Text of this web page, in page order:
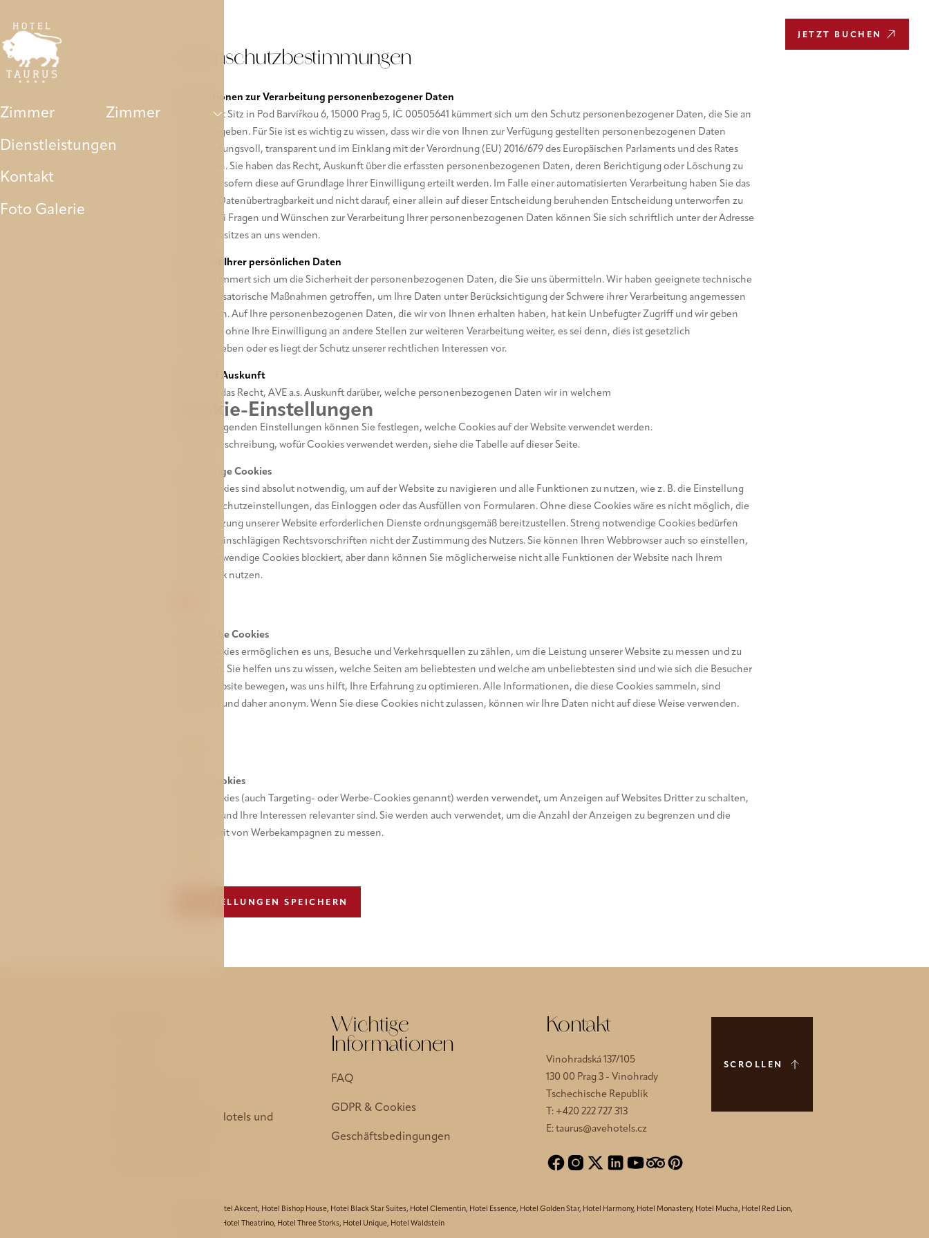
JETZT BUCHEN
Zimmer Zimmer
Dienstleistungen
Kontakt
Foto Galerie
Datenschutzbestimmungen
Informationen zur Verarbeitung personenbezogener Daten
AVE a.s. mit Sitz in Pod Barvířkou 6, 15000 Prag 5, IČ 00505641 kümmert sich um den Schutz personenbezogener Daten, die Sie an
uns weitergeben. Für Sie ist es wichtig zu wissen, dass wir die von Ihnen zur Verfügung gestellten personenbezogenen Daten
verantwortungsvoll, transparent und im Einklang mit der Verordnung (EU) 2016/679 des Europäischen Parlaments und des Rates
verarbeiten. Sie haben das Recht, Auskunft über die erfassten personenbezogenen Daten, deren Berichtigung oder Löschung zu
verlangen, sofern diese auf Grundlage Ihrer Einwilligung erteilt werden. Im Falle einer automatisierten Verarbeitung haben Sie das
Recht auf Datenübertragbarkeit und nicht darauf, einer allein auf dieser Entscheidung beruhenden Entscheidung unterworfen zu
werden. Bei Fragen und Wünschen zur Verarbeitung Ihrer personenbezogenen Daten können Sie sich schriftlich unter der Adresse
des Firmensitzes an uns wenden.
Sicherheit Ihrer persönlichen Daten
AVE a.s. kümmert sich um die Sicherheit der personenbezogenen Daten, die Sie uns übermitteln. Wir haben geeignete technische
und organisatorische Maßnahmen getroffen, um Ihre Daten unter Berücksichtigung der Schwere ihrer Verarbeitung angemessen
zu schützen. Auf Ihre personenbezogenen Daten, die wir von Ihnen erhalten haben, hat kein Unbefugter Zugriff und wir geben
diese nicht ohne Ihre Einwilligung an andere Stellen zur weiteren Verarbeitung weiter, es sei denn, dies ist gesetzlich
vorgeschrieben oder es liegt der Schutz unserer rechtlichen Interessen vor.
Recht auf Auskunft
Sie haben das Recht, AVE a.s. Auskunft darüber, welche personenbezogenen Daten wir in welchem
Cookie-Einstellungen
Mit den folgenden Einstellungen können Sie festlegen, welche Cookies auf der Website verwendet werden.
Für eine Beschreibung, wofür Cookies verwendet werden, siehe die Tabelle auf dieser Seite.
Notwendige Cookies
Diese Cookies sind absolut notwendig, um auf der Website zu navigieren und alle Funktionen zu nutzen, wie z. B. die Einstellung
der Datenschutzeinstellungen, das Einloggen oder das Ausfüllen von Formularen. Ohne diese Cookies wäre es nicht möglich, die
für die Nutzung unserer Website erforderlichen Dienste ordnungsgemäß bereitzustellen. Streng notwendige Cookies bedürfen
nach den einschlägigen Rechtsvorschriften nicht der Zustimmung des Nutzers. Sie können Ihren Webbrowser auch so einstellen,
dass er notwendige Cookies blockiert, aber dann können Sie möglicherweise nicht alle Funktionen der Website nach Ihrem
Geschmack nutzen.
Statistische Cookies
Diese Cookies ermöglichen es uns, Besuche und Verkehrsquellen zu zählen, um die Leistung unserer Website zu messen und zu
verbessern. Sie helfen uns zu wissen, welche Seiten am beliebtesten und welche am unbeliebtesten sind und wie sich die Besucher
auf der Website bewegen, was uns hilft, Ihre Erfahrung zu optimieren. Alle Informationen, die diese Cookies sammeln, sind
aggregiert und daher anonym. Wenn Sie diese Cookies nicht zulassen, können wir Ihre Daten nicht auf diese Weise verwenden.
Werbe-Cookies
Diese Cookies (auch Targeting- oder Werbe-Cookies genannt) werden verwendet, um Anzeigen auf Websites Dritter zu schalten,
die für Sie und Ihre Interessen relevanter sind. Sie werden auch verwendet, um die Anzahl der Anzeigen zu begrenzen und die
Wirksamkeit von Werbekampagnen zu messen.
EINSTELLUNGEN SPEICHERN
Die Geschichte des Hotels und
Wichtige
Informationen
FAQ
GDPR & Cookies
Geschäftsbedingungen
Kontakt
Vinohradská 137/105
130 00 Prag 3 - Vinohrady
Tschechische Republik
T: +420 222 727 313
E: taurus@avehotels.cz
SCROLLEN
Hotel Akcent, Hotel Bishop House, Hotel Black Star Suites, Hotel Clementin, Hotel Essence, Hotel Golden Star, Hotel Harmony, Hotel Monastery, Hotel Mucha, Hotel Red Lion,
Hotel Theatrino, Hotel Three Storks, Hotel Unique, Hotel Waldstein